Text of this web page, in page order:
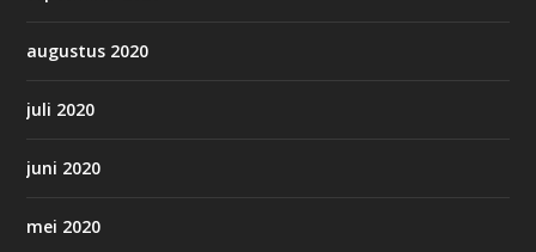
augustus 2020
juli 2020
juni 2020
mei 2020